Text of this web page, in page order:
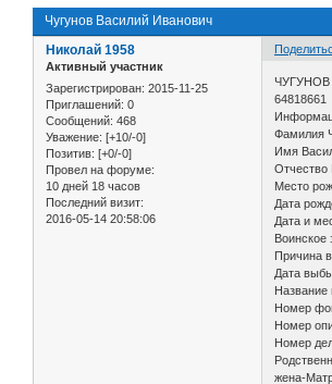
Чугунов Василий Иванович
Николай 1958
Активный участник
Зарегистрирован: 2015-11-25
Приглашений: 0
Сообщений: 468
Уважение: [+10/-0]
Позитив: [+0/-0]
Провел на форуме:
10 дней 18 часов
Последний визит:
2016-05-14 20:58:06
64818661
Фамилия
Имя
Отчество
Место
Дата
Дата и
Воинское
Причина
Дата
Номер
Номер
Номер
жена-